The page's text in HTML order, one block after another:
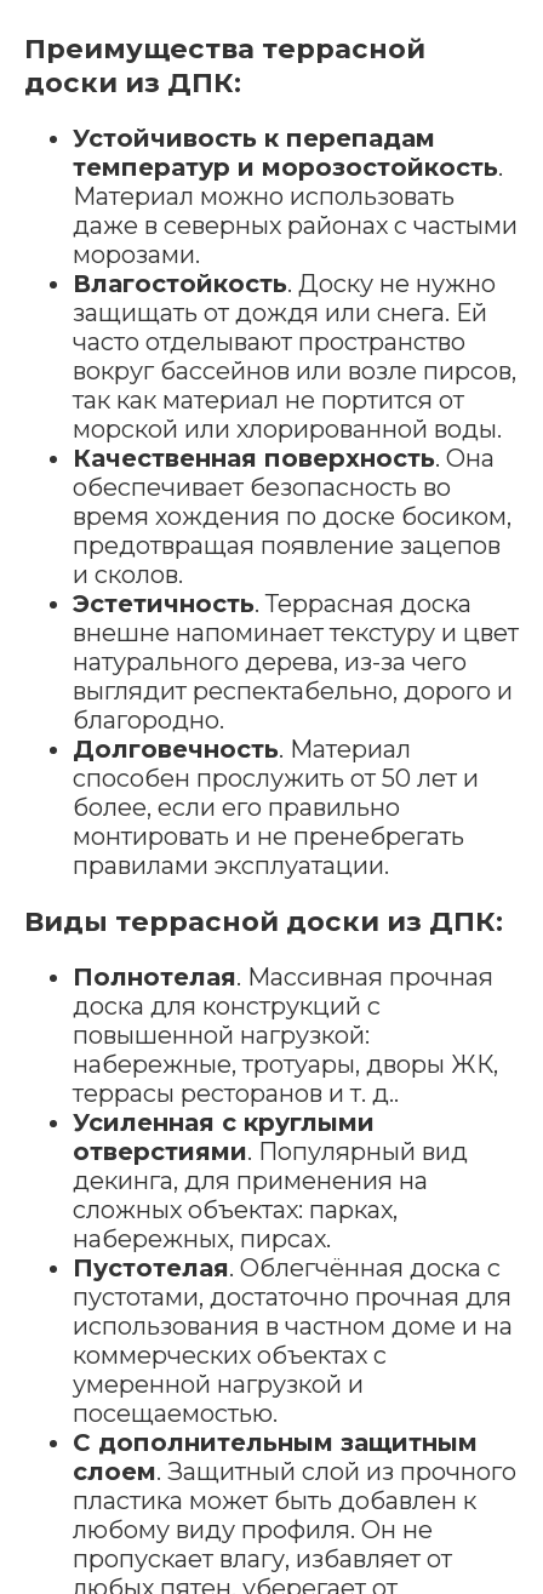
Преимущества террасной
доски из ДПК:
Устойчивость к перепадам
температур и морозостойкость.
Материал можно использовать
даже в северных районах с частыми
морозами.
Влагостойкость. Доску не нужно
защищать от дождя или снега. Ей
часто отделывают пространство
вокруг бассейнов или возле пирсов,
так как материал не портится от
морской или хлорированной воды.
Качественная поверхность. Она
обеспечивает безопасность во
время хождения по доске босиком,
предотвращая появление зацепов
и сколов.
Эстетичность. Террасная доска
внешне напоминает текстуру и цвет
натурального дерева, из-за чего
выглядит респектабельно, дорого и
благородно.
Долговечность. Материал
способен прослужить от 50 лет и
более, если его правильно
монтировать и не пренебрегать
правилами эксплуатации.
Виды террасной доски из ДПК:
Полнотелая. Массивная прочная
доска для конструкций с
повышенной нагрузкой:
набережные, тротуары, дворы ЖК,
террасы ресторанов и т. д..
Усиленная с круглыми
отверстиями. Популярный вид
декинга, для применения на
сложных объектах: парках,
набережных, пирсах.
Пустотелая. Облегчённая доска с
пустотами, достаточно прочная для
использования в частном доме и на
коммерческих объектах с
умеренной нагрузкой и
посещаемостью.
С дополнительным защитным
слоем. Защитный слой из прочного
пластика может быть добавлен к
любому виду профиля. Он не
пропускает влагу, избавляет от
любых пятен, уберегает от